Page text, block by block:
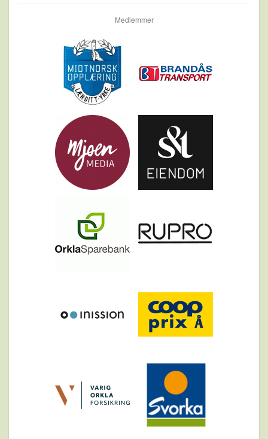
Medlemmer